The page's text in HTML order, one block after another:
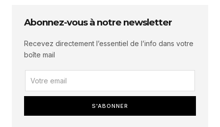
Abonnez-vous à notre newsletter
Recevez directement l’essentiel de l’info dans votre
boîte mail
S'ABONNER